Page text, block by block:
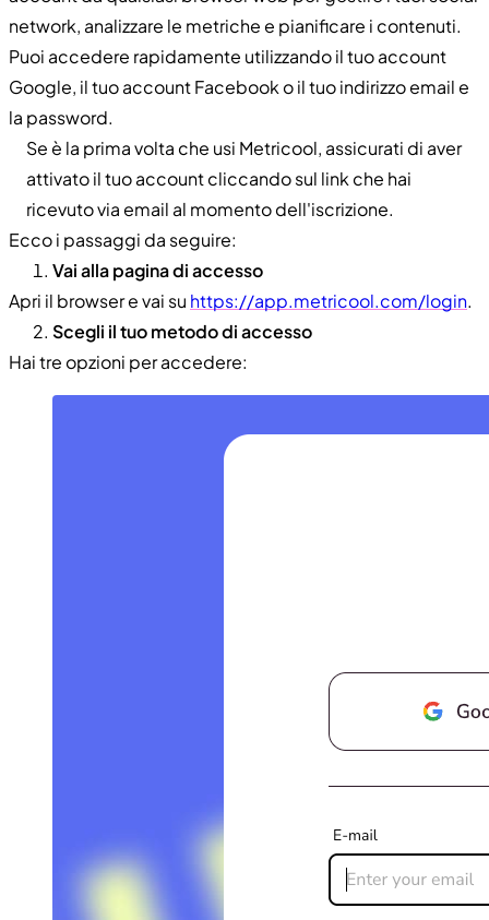
network, analizzare le metriche e pianificare i contenuti.
Puoi accedere rapidamente utilizzando il tuo account
Google, il tuo account Facebook o il tuo indirizzo email e
la password.
Se è la prima volta che usi Metricool, assicurati di aver
attivato il tuo account cliccando sul link che hai
ricevuto via email al momento dell'iscrizione.
Ecco i passaggi da seguire:
Vai alla pagina di accesso
Apri il browser e vai su https://app.metricool.com/login.
Scegli il tuo metodo di accesso
Hai tre opzioni per accedere: